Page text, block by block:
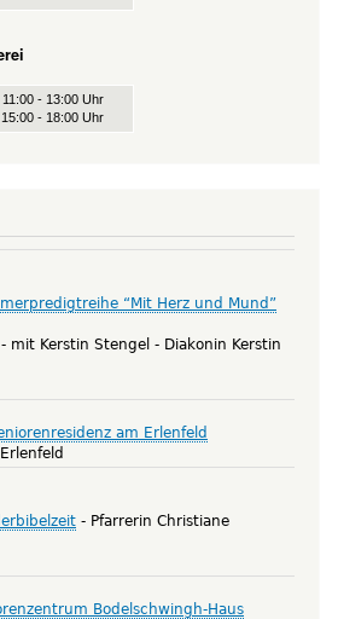
11:00 - 13:00 Uhr
15:00 - 18:00 Uhr
“Mit Herz und Mund”
mit Kerstin Stengel
Diakonin Kerstin
am Erlenfeld
Pfarrerin Christiane
Bodelschwingh-Haus